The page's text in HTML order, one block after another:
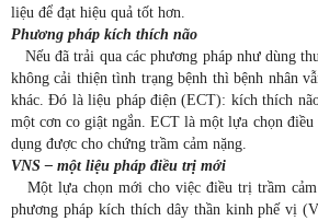
liệu để đạt hiệu quả tốt hơn.
Phương pháp kích thích não
Nếu đã trải qua các phương pháp như dùng
không cải thiện tình trạng bệnh thì bệnh nhân
khác. Đó là liệu pháp điện (ECT): kích thích
một cơn co giật ngắn. ECT là một lựa chọn điều
dụng được cho chứng trầm cảm nặng.
VNS – một liệu pháp điều trị mới
Một lựa chọn mới cho việc điều trị trầm
phương pháp kích thích dây thần kinh phế vị